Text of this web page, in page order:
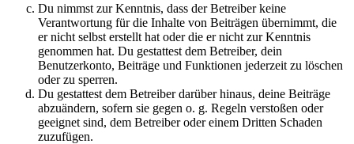
Du nimmst zur Kenntnis, dass der Betreiber keine
Verantwortung für die Inhalte von Beiträgen übernimmt, die
er nicht selbst erstellt hat oder die er nicht zur Kenntnis
genommen hat. Du gestattest dem Betreiber, dein
Benutzerkonto, Beiträge und Funktionen jederzeit zu löschen
oder zu sperren.
Du gestattest dem Betreiber darüber hinaus, deine Beiträge
abzuändern, sofern sie gegen o. g. Regeln verstoßen oder
geeignet sind, dem Betreiber oder einem Dritten Schaden
zuzufügen.